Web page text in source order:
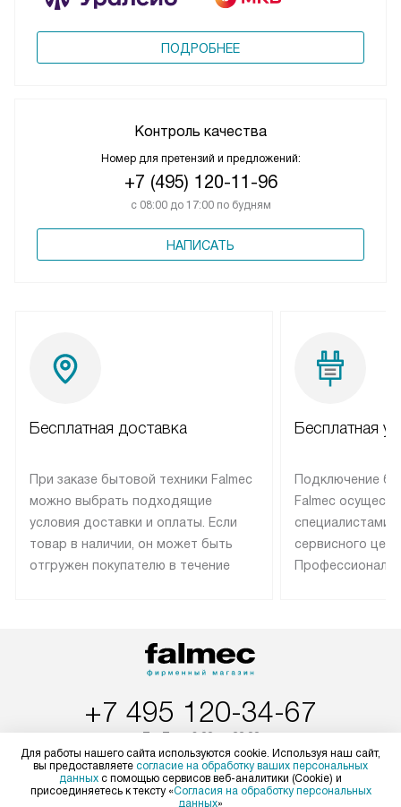
ПОДРОБНЕЕ
Контроль качества
Номер для претензий и предложений:
+7 (495) 120-11-96
с 08:00 до 17:00 по будням
НАПИСАТЬ
Бесплатная доставка
При заказе бытовой техники Falmec
можно выбрать подходящие
условия доставки и оплаты. Если
товар в наличии, он может быть
отгружен покупателю в течение
оплачивается дополнительно.
Возможна доставка товаров по
Бесплатная
Подключение
Falmec
специалистами
сервисного
+7 495 120-34-67
Пн-Пт:
с 8:00 до 22:00
Сб-Вс:с 9:00 до 22:00
+7 800 775-76-48
Для работы нашего сайта используются cookie. Используя наш сайт,
вы предоставляете согласие на обработку ваших персональных
данных с помощью сервисов веб-аналитики (Cookie) и
присоединяетесь к тексту «Согласия на обработку персональных
данных»